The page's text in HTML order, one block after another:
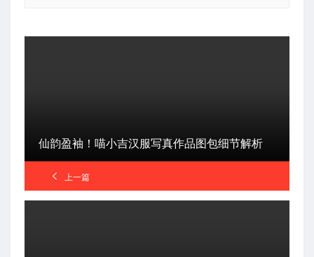
仙韵盈袖！喵小吉汉服写真作品图包细节解析
上一篇